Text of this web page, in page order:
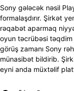
Sony gələcək nəsil
formalaşdırır. Şirkət
rəqabət aparmaq
oyun təcrübəsi
görüş zamanı Sony
münasibət bildirib.
eyni anda müxtəlif